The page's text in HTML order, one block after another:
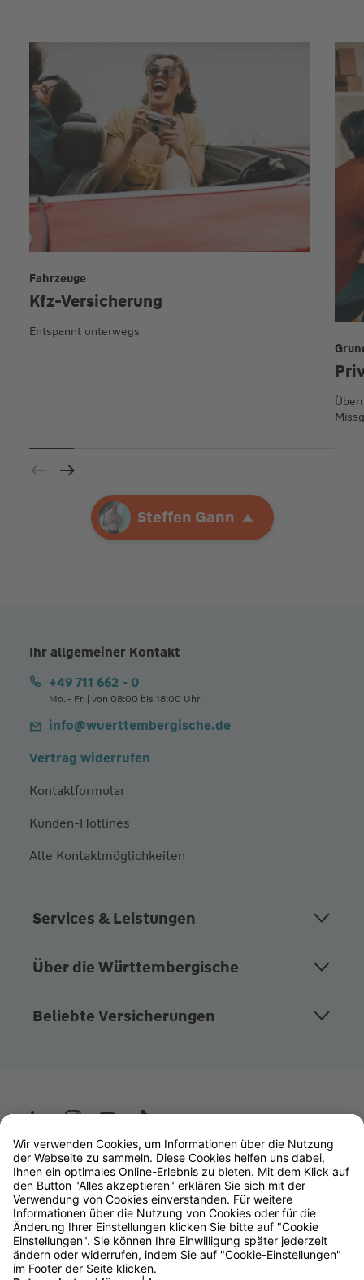
Ihre Agentur Steffen Gann
Steffen Gann
Kfz-Versicherung
Fahrzeuge
Entspannt unterwegs
Ihr allgemeiner Kontakt
+49 711 662 - 0
Mo. - Fr. | von 08:00 bis 18:00 Uhr
info@wuerttembergische.de
Vertrag widerrufen
Kontaktformular
Kunden-Hotlines
Alle Kontaktmöglichkeiten
Services & Leistungen
Über die Württembergische
Beliebte Versicherungen
Wüstenrot
W&W Gruppe
OLB Bank
Makler
Impressum